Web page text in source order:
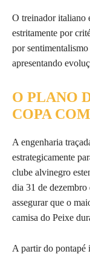
O treinador italiano
estritamente por
por
apresentando
O PLANO
COPA
A engenharia
estrategicamente
clube alvinegro
dia 31 de
assegurar que o
camisa do Peixe
A partir do pontapé